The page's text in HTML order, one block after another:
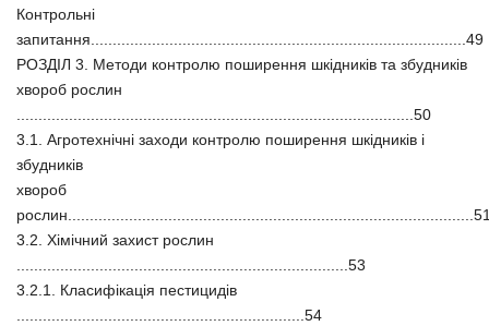
Контрольні
запитання......................................................................................49
РОЗДІЛ 3. Методи контролю поширення шкідників та збудників
хвороб рослин
...........................................................................................50
3.1. Агротехнічні заходи контролю поширення шкідників і
збудників
хвороб
3.2. Хімічний захист рослин
............................................................................53
3.2.1. Класифікація пестицидів
..................................................................54